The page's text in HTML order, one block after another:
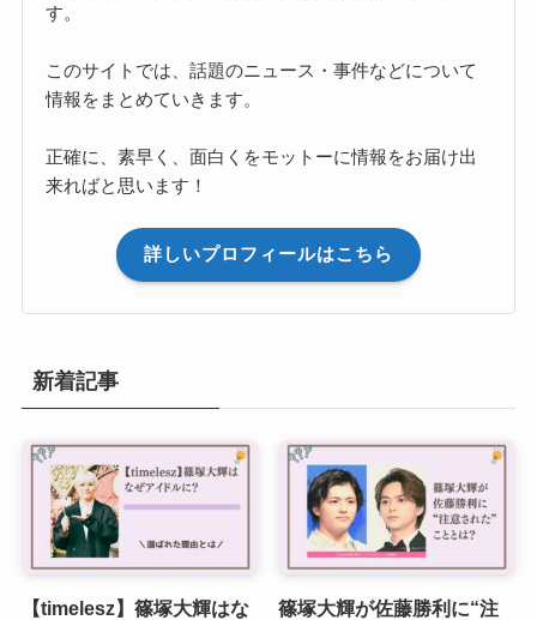
す。
このサイトでは、話題のニュース・事件などについて
情報をまとめていきます。
正確に、素早く、面白くをモットーに情報をお届け出
来ればと思います！
詳しいプロフィールはこちら
新着記事
【timelesz】篠塚大輝はな
篠塚大輝が佐藤勝利に“注